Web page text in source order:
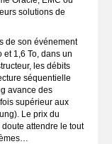
solutions de
de son événement
1,6 To, dans un
les débits
séquentielle
avance des
supérieur aux
Le prix du
attendre le tout